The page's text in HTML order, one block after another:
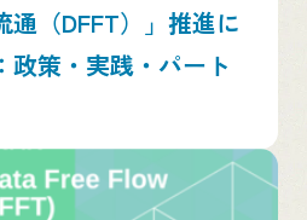
通（DFFT）」推進に
政策・実践・パート